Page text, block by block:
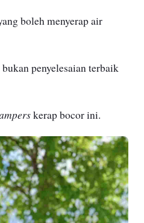
boleh menyerap air
penyelesaian terbaik
kerap bocor ini.